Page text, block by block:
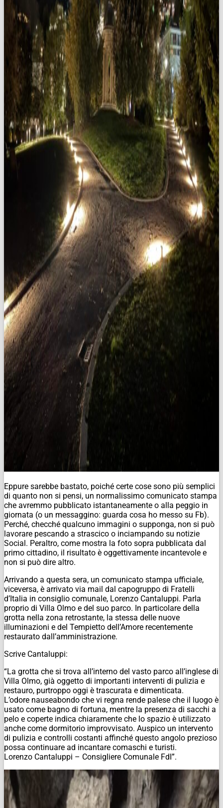
Eppure sarebbe bastato, poiché certe cose sono più semplici
di quanto non si pensi, un normalissimo comunicato stampa
che avremmo pubblicato istantaneamente o alla peggio in
giornata (o un messaggino: guarda cosa ho messo su Fb).
Perché, checché qualcuno immagini o supponga, non si può
lavorare pescando a strascico o inciampando su notizie
Social. Peraltro, come mostra la foto sopra pubblicata dal
primo cittadino, il risultato è oggettivamente incantevole e
non si può dire altro.
Arrivando a questa sera, un comunicato stampa ufficiale,
viceversa, è arrivato via mail dal capogruppo di Fratelli
d’Italia in consiglio comunale, Lorenzo Cantaluppi. Parla
proprio di Villa Olmo e del suo parco. In particolare della
grotta nella zona retrostante, la stessa delle nuove
illuminazioni e del Tempietto dell’Amore recentemente
restaurato dall’amministrazione.
Scrive Cantaluppi:
“La grotta che si trova all’interno del vasto parco all’inglese di
Villa Olmo, già oggetto di importanti interventi di pulizia e
restauro, purtroppo oggi è trascurata e dimenticata.
L’odore nauseabondo che vi regna rende palese che il luogo è
usato come bagno di fortuna, mentre la presenza di sacchi a
pelo e coperte indica chiaramente che lo spazio è utilizzato
anche come dormitorio improvvisato. Auspico un intervento
di pulizia e controlli costanti affinché questo angolo prezioso
possa continuare ad incantare comaschi e turisti.
Lorenzo Cantaluppi – Consigliere Comunale FdI”.